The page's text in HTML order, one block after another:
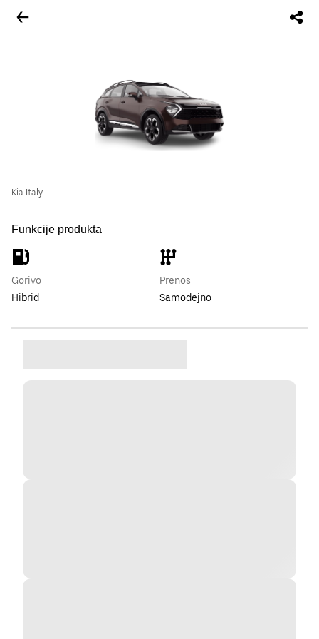
Kia Italy
Funkcije produkta
Gorivo
Hibrid
Prenos
Samodejno